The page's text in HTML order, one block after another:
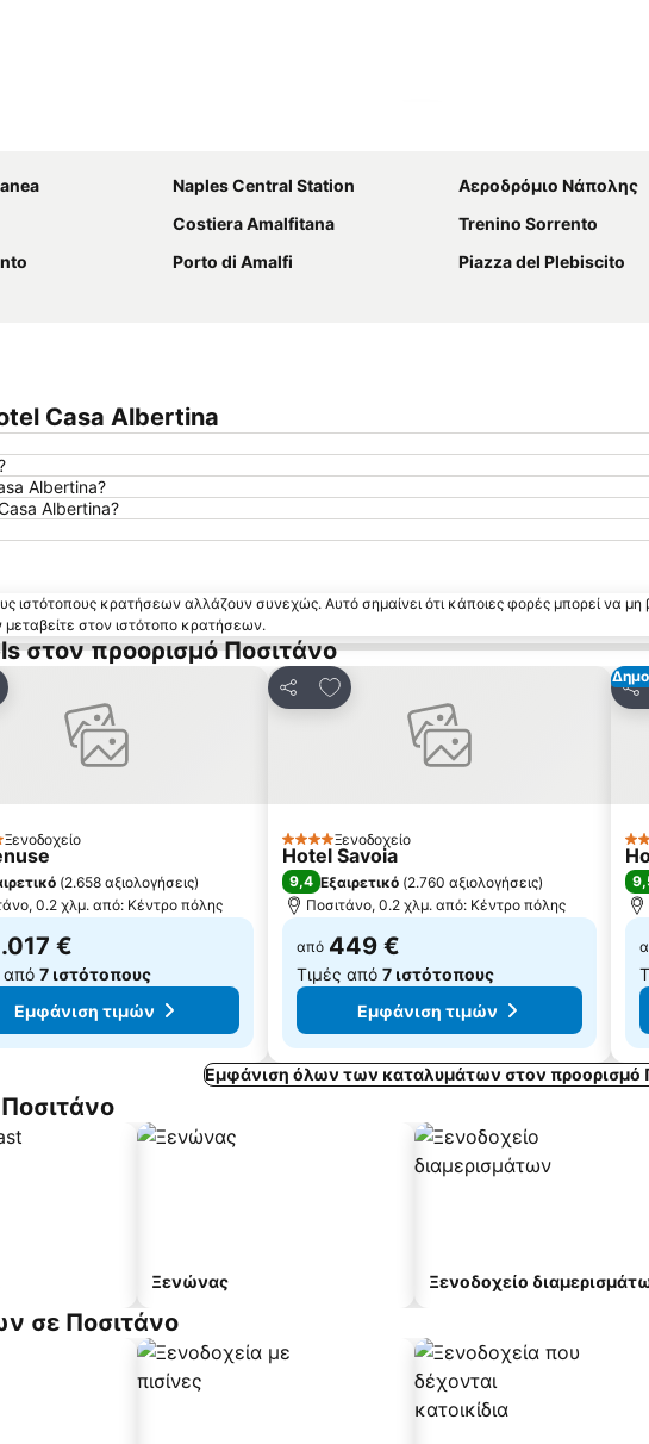
Naples Central Station
Αεροδρόμιο Νάπολης
Costiera Amalfitana
Trenino Sorrento
Porto di Amalfi
Piazza del Plebiscito
Casa Albertina
Albertina?
Albertina?
ιστότοπους κρατήσεων αλλάζουν συνεχώς. Αυτό σημαίνει ότι κάποιες φορές μπορεί να μη
στον ιστότοπο κρατήσεων.
στον προορισμό Ποσιτάνο
στα αγαπημένα
Ξενοδοχείο
(2.658 αξιολογήσεις)
0.2 χλμ. από: Κέντρο πόλης
€
από 7 ιστότοπους
Εμφάνιση τιμών
Κοινοποίηση
Προσθήκη στα αγαπημένα
4 ΑστέριαΞενοδοχείο
Hotel Savoia
9,4 Εξαιρετικό (2.760 αξιολογήσεις)
Ποσιτάνο, 0.2 χλμ. από: Κέντρο πόλης
από 449 €
Τιμές από 7 ιστότοπους
Εμφάνιση τιμών
4
Εμφάνιση όλων των καταλυμάτων στον προορισμό
Ξενώνας Ξενοδοχείο
σε Ποσιτάνο